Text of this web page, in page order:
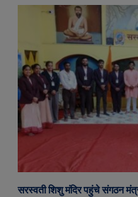
सरस्वती शिशु मंदिर पहुंचे संगठन